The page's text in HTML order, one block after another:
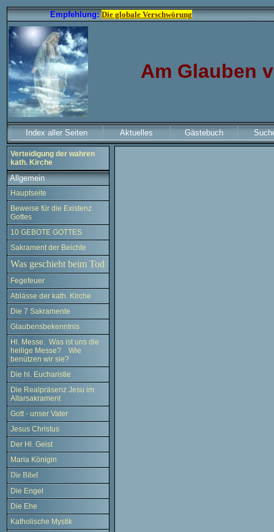
Empfehlung: Die globale Verschwörung
Am Glauben
Index aller Seiten Aktuelles Gästebuch
Verteidigung der wahren
kath. Kirche
Allgemein
Hauptseite
Beweise für die Existenz
Gottes
10 GEBOTE GOTTES
Sakrament der Beichte
Was geschieht beim Tod
Fegefeuer
Ablässe der kath. Kirche
Die 7 Sakramente
Glaubensbekenntnis
Hl. Messe. Was ist uns die
heilige Messe? Wie
benützen wir sie?
Die hl. Eucharistie
Die Realpräsenz Jesu im
Altarsakrament
Gott - unser Vater
Jesus Christus
Der Hl. Geist
Maria Königin
Die Bibel
Die Engel
Die Ehe
Katholische Mystik